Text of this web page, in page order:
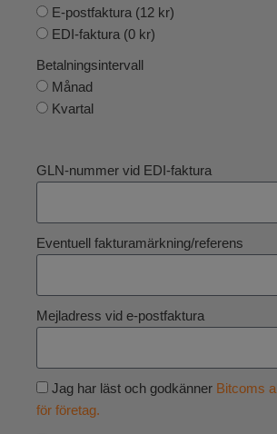
E-postfaktura (12 kr)
EDI-faktura (0 kr)
Betalningsintervall
Månad
Kvartal
GLN-nummer vid EDI-faktura
Eventuell fakturamärkning/referens
Mejladress vid e-postfaktura
Jag har läst och godkänner Bitcoms
för företag.